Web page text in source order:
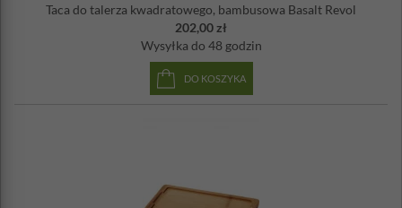
Taca do talerza kwadratowego, bambusowa Basalt Revol
202,00 zł
Wysyłka do 48 godzin
DO KOSZYKA